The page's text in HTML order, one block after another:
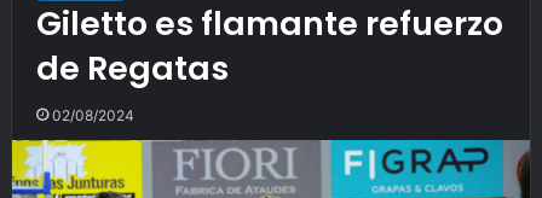
Giletto es flamante refuerzo
de Regatas
02/08/2024